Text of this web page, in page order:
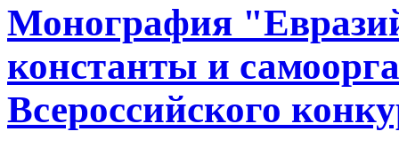
Монография
константы и
Всероссийского